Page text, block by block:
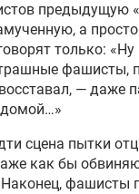
предыдущую
а
только:
фашисты,
— даже
сцена пытки
как бы
фашисты